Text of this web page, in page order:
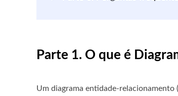
Parte 1. O que é
Um diagrama entidade-